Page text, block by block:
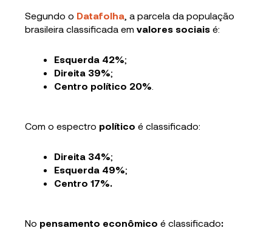
Segundo o Datafolha , a parcela da população
brasileira classificada emvalores sociais é:
Esquerda 42%;
Direita 39%;
Centro político 20%
Com o espectro político é classificado:
Direita 34%;
Esquerda 49%;
Centro 17%.
No pensamento econômico é classificado: